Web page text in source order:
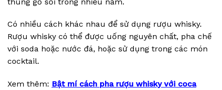
Có nhiều cách khác nhau để sử dụng rượu whisky.
Rượu whisky có thể được uống nguyên chất, pha chế
với soda hoặc nước đá, hoặc sử dụng trong các món
cocktail.
Xem thêm: Bật mí cách pha rượu whisky với coca